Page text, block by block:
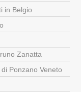
in Belgio
Zanatta
Ponzano Veneto